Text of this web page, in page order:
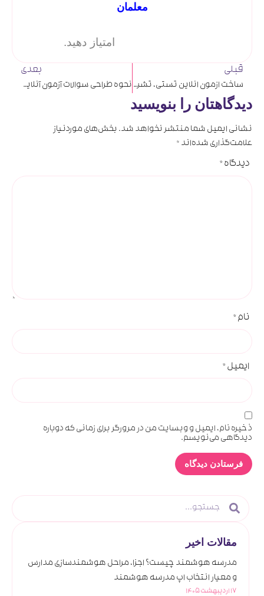
معلمان
امتیاز دهید.
قبلی
ساخت ازمون انلاین تستی، تشریحی و ترکیبی
بعدی
نحوه طراحی سوالات آزمون آنلاین
دیدگاهتان را بنویسید
نشانی ایمیل شما منتشر نخواهد شد.بخش‌های موردنیاز
علامت‌گذاری شده‌اند*
دیدگاه*
نام*
ایمیل*
ذخیره نام، ایمیل و وبسایت من در مرورگر برای زمانی که دوباره
دیدگاهی می‌نویسم.
مقالات اخیر
مدرسه هوشمند چیست؟ اجزا، مراحل هوشمندسازی مدارس
و معیار انتخاب اپ مدرسه هوشمند
17 اردیبهشت 1405